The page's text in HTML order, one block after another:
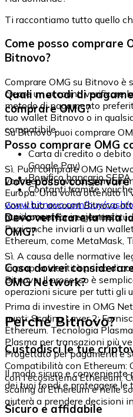
Ti raccontiamo tutto quello
Come posso comprare
Bitnovo?
Comprare OMG su Bitnovo è
creare un account, verificare
metodo di pagamento
tuo wallet Bitnovo o in
compatibile.
Quali metodi di
comprare OMG?
Su Bitnovo puoi comprare
Carta di credito o
Google Pay)
Bonifico bancario
Contanti tramite
Posso comprare OMG
Sì. Puoi comprare OMG
voucher Bitnovo, disponibili
Europa. Una volta ottenuto il
www.bitnovo.com/buy/cash/
rapidamente e in sicurezza.
Dove posso conservare
Con il tuo account Bitnovo
puoi conservare e gestire i
Puoi anche inviarli a un
Ethereum, come MetaMask,
Devo verificare la mia
OMG?
Sì. A causa delle normative
la propria identità prima di
Bitnovo. Il processo è
operazioni sicure per tutti gli
Cosa dovrei
OMG Network?
Prima di investire in OMG
punti: Scaling Layer 2:
Ethereum. Tecnologia
Plasma per transazioni più
Progettato per pagamenti e
Compatibilità con Ethereum:
con l'ecosistema Ethereum.
scaling di Ethereum e nelle
aiuterà a prendere decisioni
Perché Bitnovo?
Custodisci le tue
Il modo sicuro e
dei tuoi fondi e proteggere le
Sicuro e affidabile